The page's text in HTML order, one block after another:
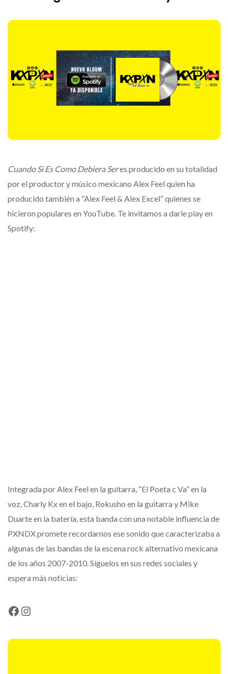
Cuando Si Es Como Debiera Seres producido en su totalidad
por el productor y músico mexicano Alex Feel quien ha
producido también a “Alex Feel & Alex Excel” quienes se
hicieron populares en YouTube. Te invitamos a darle play en
Spotify:
Integrada por Alex Feel en la guitarra, “El Poeta c Va” en la
voz, Charly Kx en el bajo, Rokusho en la guitarra y Mike
Duarte en la batería, esta banda con una notable influencia de
PXNDX promete recordarnos ese sonido que caracterizaba a
algunas de las bandas de la escena rock alternativo mexicana
de los años 2007-2010. Síguelos en sus redes sociales y
espera más noticias:
Facebook
Instagram